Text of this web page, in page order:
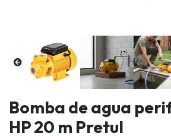
Bomba de agua
HP 20 m Pretul